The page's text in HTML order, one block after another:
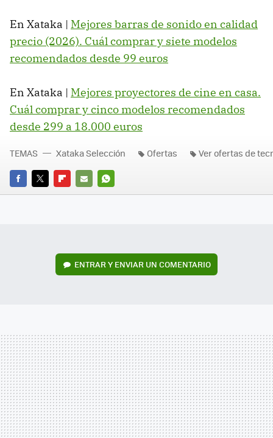
En Xataka | Mejores barras de sonido en calidad
precio (2026). Cuál comprar y siete modelos
recomendados desde 99 euros
En Xataka | Mejores proyectores de cine en casa.
Cuál comprar y cinco modelos recomendados
desde 299 a 18.000 euros
FACEBOOK
TWITTERFLIPBOARD
E-
WHATSAPP
TEMAS Xataka Selección Ofertas Ver ofertas de
ENTRAR Y ENVIAR UN COMENTARIO